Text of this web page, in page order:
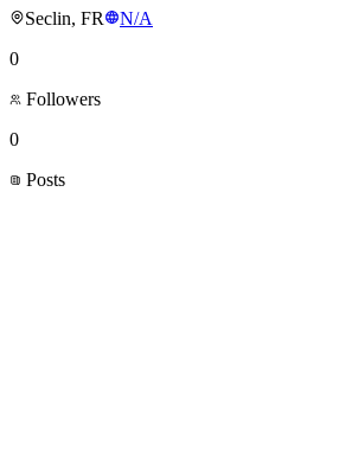
Seclin, FR
N/A
0
Followers
0
Posts